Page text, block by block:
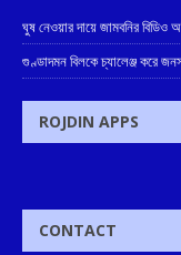
ঘুষ নেওয়ার দায়ে জামবনির বিডিও
গুণ্ডাদমন বিলকে চ্যালেঞ্জ করে
ROJDIN APPS
CONTACT